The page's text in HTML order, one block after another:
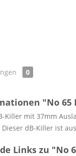
0
"No 65
Killer mit 37mm
dB-Killer ist
Links zu "No